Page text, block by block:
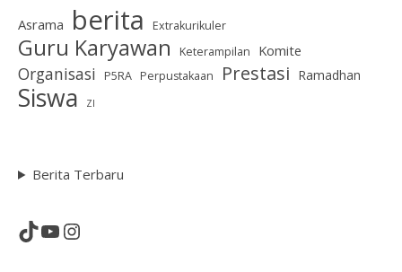
Asrama berita Extrakurikuler
Guru Karyawan Keterampilan Komite
Organisasi P5RA Perpustakaan Prestasi Ramadhan
Siswa ZI
Berita Terbaru
TikTokYouTubeInstagram